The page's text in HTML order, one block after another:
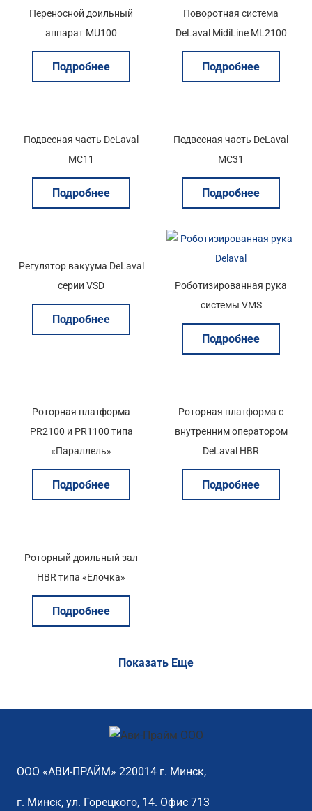
Переносной доильный
аппарат MU100
Подробнее
Поворотная система
DeLaval MidiLine ML2100
Подробнее
Подвесная часть DeLaval
MC11
Подробнее
Подвесная часть DeLaval
MC31
Подробнее
Регулятор вакуума DeLaval
серии VSD
Подробнее
Роботизированная рука
системы VMS
Подробнее
Роторная платформа
PR2100 и PR1100 типа
«Параллель»
Подробнее
Роторная платформа с
внутренним оператором
DeLaval HBR
Подробнее
Роторный доильный зал
HBR типа «Елочка»
Подробнее
Показать Еще
ООО «АВИ-ПРАЙМ» 220014 г. Минск,
г. Минск, ул. Горецкого, 14. Офис 713